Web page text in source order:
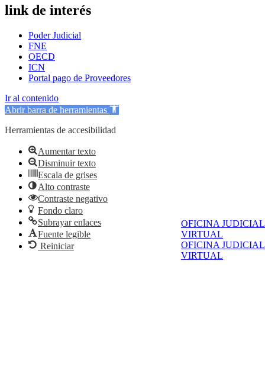
OFICINA JUDICIAL
VIRTUAL
OFICINA JUDICIAL
VIRTUAL
link de interés
Poder Judicial
FNE
OECD
ICN
Portal pago de Proveedores
Ir al contenido
Abrir barra de herramientas
Herramientas de accesibilidad
Aumentar texto
Disminuir texto
Escala de grises
Alto contraste
Contraste negativo
Fondo claro
Subrayar enlaces
Fuente legible
Reiniciar